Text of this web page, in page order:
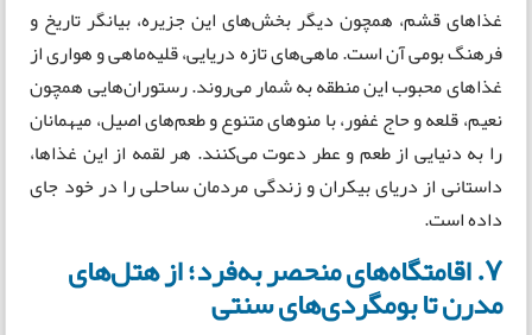
غذاهای قشم، همچون دیگر بخش‌های این جزیره، بیانگر تاریخ و
فرهنگ بومی آن است. ماهی‌های تازه دریایی، قلیه‌ماهی و هواری از
غذاهای محبوب این منطقه به شمار می‌روند. رستوران‌هایی همچون
نعیم، قلعه و حاج غفور، با منوهای متنوع و طعم‌های اصیل، میهمانان
را به دنیایی از طعم و عطر دعوت می‌کنند. هر لقمه از این غذاها،
داستانی از دریای بیکران و زندگی مردمان ساحلی را در خود جای
داده است.
۷. اقامتگاه‌های منحصر به‌فرد؛ از هتل‌های
مدرن تا بومگردی‌های سنتی